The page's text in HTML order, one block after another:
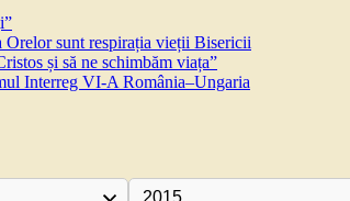
sunt respirația vieții Bisericii
și să ne schimbăm viața”
Interreg VI-A România–Ungaria